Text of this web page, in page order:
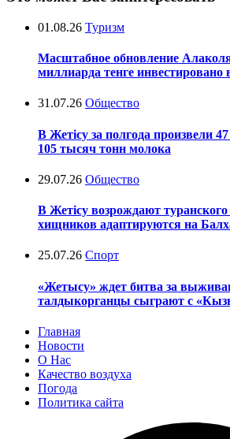
01.08.26 Туризм
Масштабное обновление
миллиарда тенге инвестировано
31.07.26 Общество
В Жетісу за полгода произвели
105 тысяч тонн молока
29.07.26 Общество
В Жетісу возрождают
хищников адаптируются на
25.07.26 Спорт
«Жетысу» ждет битва за
талдыкорганцы сыграют с
Главная
Новости
О Нас
Качество воздуха
Погода
Политика сайта